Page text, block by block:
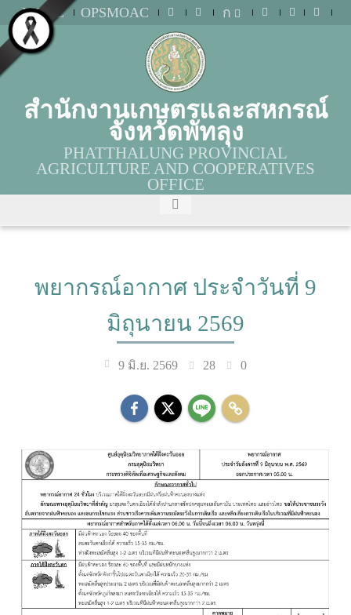
MOAC OPSMOAC ก
สำนักงานเกษตรและสหกรณ์
จังหวัดพัทลุง
PHATTHALUNG PROVINCIAL
AGRICULTURE AND COOPERATIVES
OFFICE
พยากรณ์อากาศ ประจำวันที่ 9
มิถุนายน 2569
9 มิ.ย. 2569 28 0